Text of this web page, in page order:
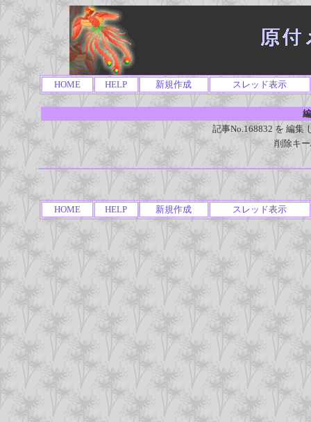
HOME HELP 新規作成 スレッド表示
記事No.168832 を 編集
削除キ
HOME HELP 新規作成 スレッド表示